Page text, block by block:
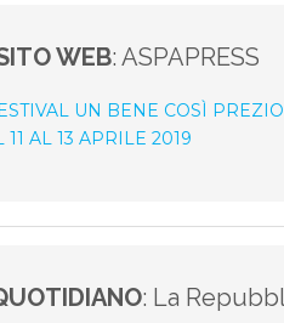
WEB: ASPAPRESS
UN BENE COSÌ
AL 13 APRILE 2019
: La